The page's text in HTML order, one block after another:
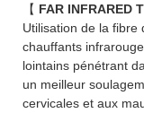
【 FAR INFRARED
Utilisation de la fibre
chauffants
lointains pénétrant
un meilleur
cervicales et aux